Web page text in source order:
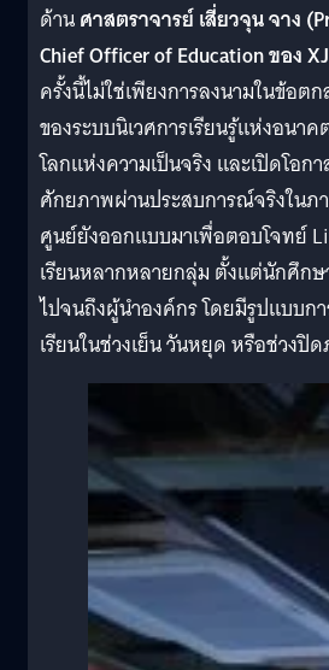
ด้านศาสตราจารย์ เสี่ยวจุน จาง
Chief Officer of Education ของ
ครั้งนี้ไม่ใช่เพียงการลงนามในข้อต
ของระบบนิเวศการเรียนรู้แห่งอนา
โลกแห่งความเป็นจริง และเปิดโอ
ศักยภาพผ่านประสบการณ์จริงในภ
ศูนย์ยังออกแบบมาเพื่อตอบโจทย์
เรียนหลากหลายกลุ่ม ตั้งแต่นักศึก
ไปจนถึงผู้นำองค์กร โดยมีรูปแบบก
เรียนในช่วงเย็น วันหยุด หรือช่วงปิ